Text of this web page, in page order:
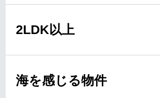
2LDK以上
海を感じる物件